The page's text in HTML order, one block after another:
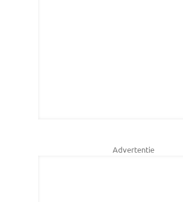
Advertentie